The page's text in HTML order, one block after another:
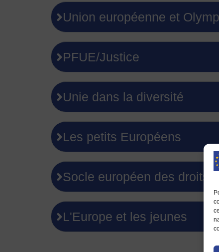
Union européenne et
PFUE/Justice
Unie dans la diversité
Les petits Européens
Socle européen des droits
L'Europe et les jeunes